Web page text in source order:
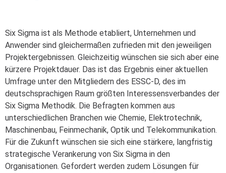
Six Sigma ist als Methode etabliert, Unternehmen und
Anwender sind gleichermaßen zufrieden mit den jeweiligen
Projektergebnissen. Gleichzeitig wünschen sie sich aber eine
kürzere Projektdauer. Das ist das Ergebnis einer aktuellen
Umfrage unter den Mitgliedern des ESSC-D, des im
deutschsprachigen Raum größten Interessensverbandes der
Six Sigma Methodik. Die Befragten kommen aus
unterschiedlichen Branchen wie Chemie, Elektrotechnik,
Maschinenbau, Feinmechanik, Optik und Telekommunikation.
Für die Zukunft wünschen sie sich eine stärkere, langfristig
strategische Verankerung von Six Sigma in den
Organisationen. Gefordert werden zudem Lösungen für